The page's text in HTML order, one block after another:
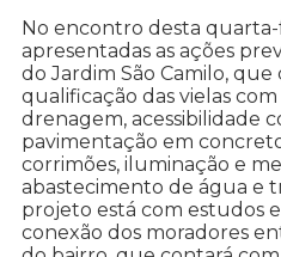
No encontro desta
apresentadas as ações
do Jardim São Camilo,
qualificação das vielas
drenagem, acessibilidade
pavimentação em
corrimões, iluminação e
abastecimento de água e
projeto está com estudos
conexão dos moradores